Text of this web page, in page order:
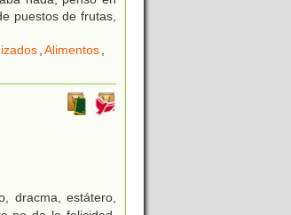
puestos de frutas,
,Alimentos,
dracma, estátero,